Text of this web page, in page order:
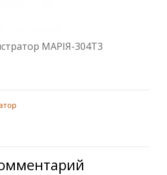
МАРІЯ-304Т3